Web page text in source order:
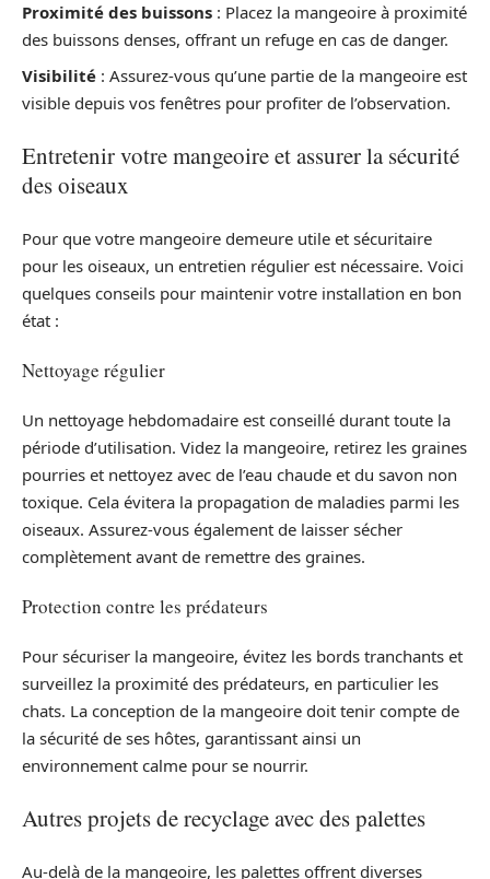
Proximité des buissons : Placez la mangeoire à proximité
des buissons denses, offrant un refuge en cas de danger.
Visibilité : Assurez-vous qu’une partie de la mangeoire est
visible depuis vos fenêtres pour profiter de l’observation.
Entretenir votre mangeoire et assurer la sécurité
des oiseaux
Pour que votre mangeoire demeure utile et sécuritaire
pour les oiseaux, un entretien régulier est nécessaire. Voici
quelques conseils pour maintenir votre installation en bon
état :
Nettoyage régulier
Un nettoyage hebdomadaire est conseillé durant toute la
période d’utilisation. Videz la mangeoire, retirez les graines
pourries et nettoyez avec de l’eau chaude et du savon non
toxique. Cela évitera la propagation de maladies parmi les
oiseaux. Assurez-vous également de laisser sécher
complètement avant de remettre des graines.
Protection contre les prédateurs
Pour sécuriser la mangeoire, évitez les bords tranchants et
surveillez la proximité des prédateurs, en particulier les
chats. La conception de la mangeoire doit tenir compte de
la sécurité de ses hôtes, garantissant ainsi un
environnement calme pour se nourrir.
Autres projets de recyclage avec des palettes
Au-delà de la mangeoire, les palettes offrent diverses